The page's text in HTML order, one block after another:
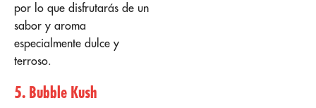
por lo que disfrutarás de un
sabor y aroma
especialmente dulce y
terroso.
5. Bubble Kush